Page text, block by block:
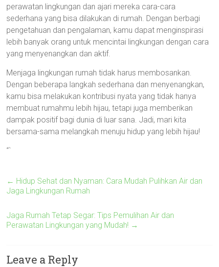
perawatan lingkungan dan ajari mereka cara-cara
sederhana yang bisa dilakukan di rumah. Dengan berbagi
pengetahuan dan pengalaman, kamu dapat menginspirasi
lebih banyak orang untuk mencintai lingkungan dengan cara
yang menyenangkan dan aktif.
Menjaga lingkungan rumah tidak harus membosankan.
Dengan beberapa langkah sederhana dan menyenangkan,
kamu bisa melakukan kontribusi nyata yang tidak hanya
membuat rumahmu lebih hijau, tetapi juga memberikan
dampak positif bagi dunia di luar sana. Jadi, mari kita
bersama-sama melangkah menuju hidup yang lebih hijau!
“`
← Hidup Sehat dan Nyaman: Cara Mudah Pulihkan Air dan
Jaga Lingkungan Rumah
Jaga Rumah Tetap Segar: Tips Pemulihan Air dan
Perawatan Lingkungan yang Mudah! →
Leave a Reply